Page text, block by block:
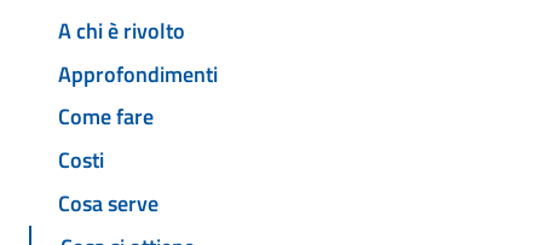
A chi è rivolto
Approfondimenti
Come fare
Costi
Cosa serve